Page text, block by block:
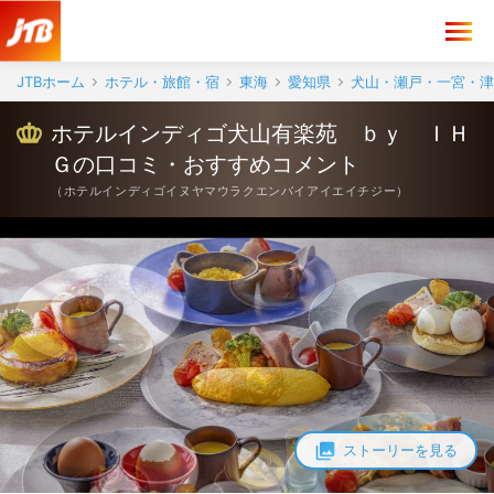
JTBホーム ホテル・旅館・宿 東海 愛知県 犬山・瀬戸・一宮・
ストーリーを見る
ホテルインディゴ犬山有楽苑 ｂｙ ＩＨ
Ｇの口コミ・おすすめコメント
（ ホテルインディゴイヌヤマウラクエンバイアイエイチジー ）